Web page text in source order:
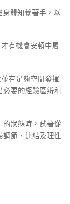
體知覺著手，以
有機會安頓中層
有足夠空間發揮
必要的經驗區辨和
的狀態時，試著從
調節、連結及理性